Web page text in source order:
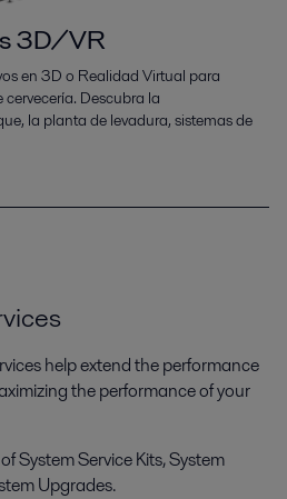
3D/VR
en 3D o Realidad Virtual para
Descubra la
la planta de levadura, sistemas de
help extend the performance
the performance of your
System Service Kits, System
Upgrades.